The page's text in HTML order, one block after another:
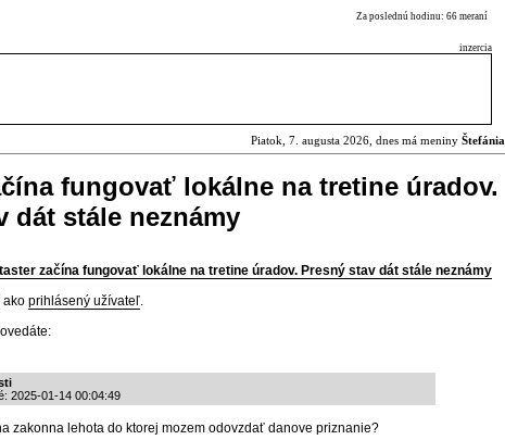
Za poslednú hodinu: 66 meraní
inzercia
Piatok, 7. augusta 2026, dnes má meniny Štefánia
fungovať lokálne na tretine úradov.
dát stále neznámy
začína fungovať lokálne na tretine úradov. Presný stav dát stále neznámy
ako prihlásený užívateľ.
2025-01-14 00:04:49
zakonna lehota do ktorej mozem odovzdať danove priznanie?